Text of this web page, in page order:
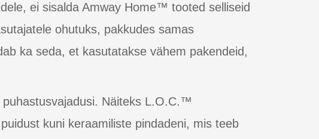
ei sisalda Amway Home™ tooted selliseid
ohutuks, pakkudes samas
ka seda, et kasutatakse vähem pakendeid,
Näiteks L.O.C.™
kuni keraamiliste pindadeni, mis teeb